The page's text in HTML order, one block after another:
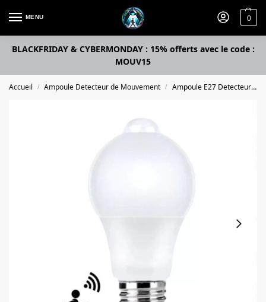
MENU 0
BLACKFRIDAY & CYBERMONDAY : 15% offerts avec le code :
MOUV15
Accueil / Ampoule Detecteur de Mouvement / Ampoule E27 Detecteur de Mouvement